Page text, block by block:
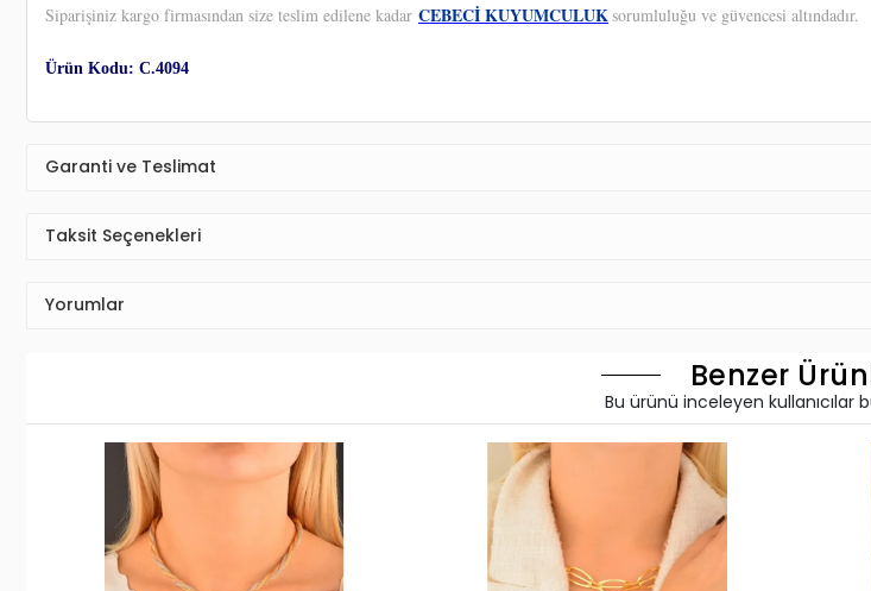
Siparişiniz kargo firmasından size teslim edilene kadar CEBECİ KUYUMCULUKsorumluluğu ve güvencesi altındadır.
Ürün Kodu: C.4094
Garanti ve Teslimat
Taksit Seçenekleri
Yorumlar
Benzer
Bu ürünü inceleyen kullanıcılar